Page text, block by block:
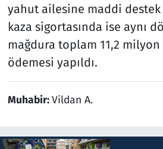
yahut ailesine maddi
kaza sigortasında ise aynı
mağdura toplam 11,2
ödemesi yapıldı.
Muhabir:Vildan A.